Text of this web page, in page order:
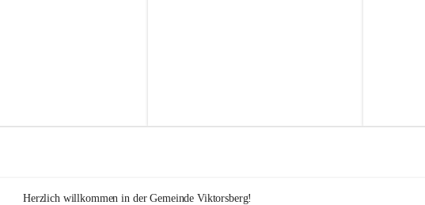
Herzlich willkommen in der Gemeinde Viktorsberg!